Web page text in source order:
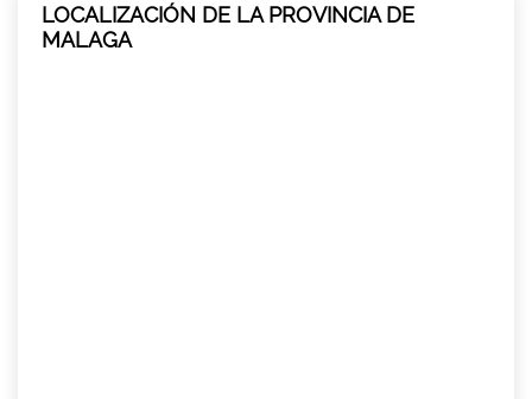
LOCALIZACIÓN DE LA PROVINCIA DE
MALAGA